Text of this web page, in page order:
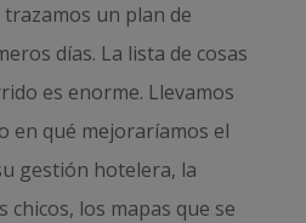
trazamos un plan de
días. La lista de cosas
es enorme. Llevamos
en qué mejoraríamos el
gestión hotelera, la
chicos, los mapas que se